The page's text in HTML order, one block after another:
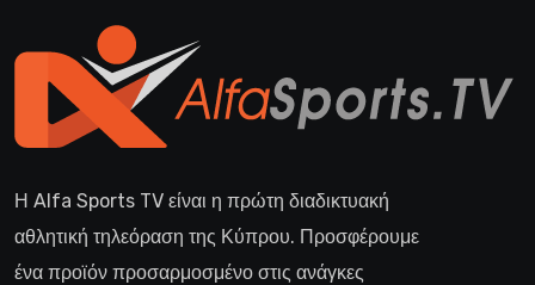
Η Alfa Sports TV είναι η πρώτη διαδικτυακή
αθλητική τηλεόραση της Κύπρου. Προσφέρουμε
ένα προϊόν προσαρμοσμένο στις ανάγκες